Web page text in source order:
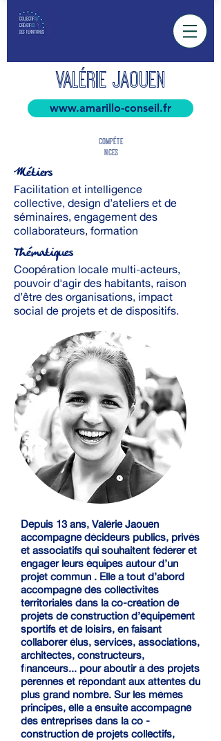
VALÉRIE JAOUEN
www.amarillo-conseil.fr
COMPÉTE
NCES
Métiers
Facilitation et intelligence
collective, design d’ateliers et de
séminaires, engagement des
collaborateurs, formation
Thématiques
Coopération locale multi-acteurs,
pouvoir d'agir des habitants, raison
d’être des organisations, impact
social de projets et de dispositifs.
Depuis 13 ans, Valérie Jaouen
accompagne décideurs publics, privés
et associatifs qui souhaitent fédérer et
engager leurs équipes autour d’un
projet commun . Elle a tout d’abord
accompagné des collectivités
territoriales dans la co-création de
projets de construction d’équipement
sportifs et de loisirs, en faisant
collaborer élus, services, associations,
architectes, constructeurs,
financeurs... pour aboutir à des projets
pérennes et répondant aux attentes du
plus grand nombre. Sur les mêmes
principes, elle a ensuite accompagné
des entreprises dans la co -
construction de projets collectifs,